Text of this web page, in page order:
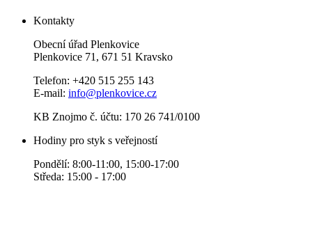
Kontakty
Obecní úřad Plenkovice
Plenkovice 71, 671 51 Kravsko
Telefon: +420 515 255 143
E-mail: info@plenkovice.cz
KB Znojmo č. účtu: 170 26 741/0100
Hodiny pro styk s veřejností
Pondělí: 8:00-11:00, 15:00-17:00
Středa: 15:00 - 17:00